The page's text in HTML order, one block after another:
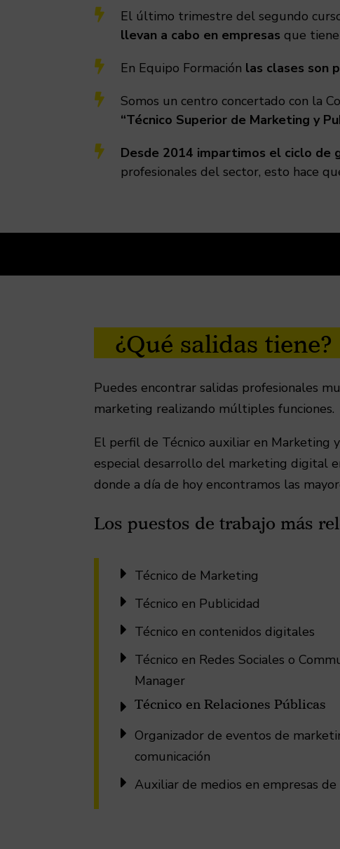
 El último trimestre del segundo
llevan a cabo en empresas que
 En Equipo Formación las clases son
 Somos un centro concertado con la
“Técnico Superior de Marketing y
 Desde 2014 impartimos el ciclo de
profesionales del sector, esto hace
¿Qué salidas tiene?
Puedes encontrar salidas profesionales
marketing realizando múltiples funciones.
El perfil de Técnico auxiliar en Marketing
especial desarrollo del marketing digital
donde a día de hoy encontramos las
Los puestos de trabajo más
 Técnico de Marketing
 Técnico en Publicidad
 Técnico en contenidos digitales
 Técnico en Redes Sociales o
Manager
 Técnico en Relaciones Públicas
 Organizador de eventos de
comunicación
 Auxiliar de medios en empresas